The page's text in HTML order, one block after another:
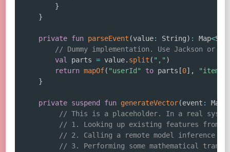
}
}
private fun parseEvent (value: String) : Map<
// Dummy implementation. Use Jackson
val
parts = value. split ( "," )
return mapOf( "userId" to parts [0] ,
}
private suspend fun generateVector(event : Map
// This is a placeholder. In a real
// 1. Looking up existing features from
// 2. Calling a remote model inference
// 3. Performing some mathematical